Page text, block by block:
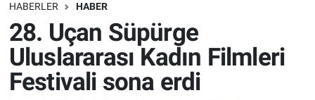
HABERLER HABER
28. Uçan Süpürge
Uluslararası Kadın Filmleri
Festivali sona erdi
Bilim turu
Bilim ve Teknoloji Evreni
Doğa Konuşuyor
Dünya
Teknoloji
Sağlık
Trafik Durumu
Süper Lig Puan Durumu ve Fikstür
Tüm Manşetler